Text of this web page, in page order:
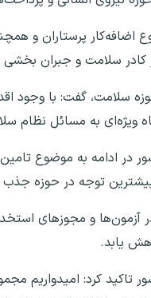
کادر سلامت و جبران
سلامت، گفت: با وجود
به مسائل نظام
در ادامه به موضوع تامین
توجه در حوزه
آزمون‌ها و مجوزهای
یابد.
تاکید کرد: امیدواریم